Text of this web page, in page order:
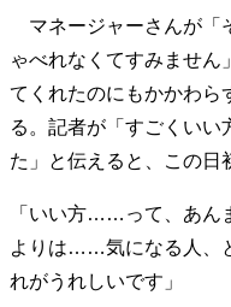
マネージャーさんが「
ゃべれなくてすみません
てくれたのにもかかわら
る。記者が「すごくいい
た」と伝えると、この日
「いい方……って、あん
よりは……気になる人、
れがうれしいです」